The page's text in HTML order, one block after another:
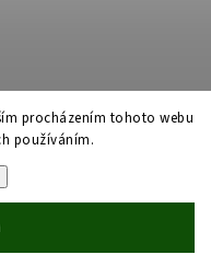
procházením tohoto webu
používáním.
velká
15 x 5,5 x...